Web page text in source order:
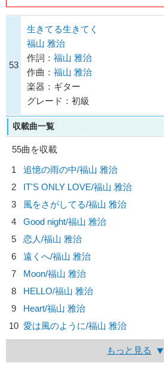
53
生きてる生きてく
福山 雅治
作詞： 福山 雅治
作曲： 福山 雅治
楽器：ギター
グレード：初級
収載曲一覧
55曲を収載
1
追憶の雨の中/福山 雅治
2
IT'S ONLY LOVE/福山 雅治
3
風をさがしてる/福山 雅治
4
Good night/福山 雅治
5
恋人/福山 雅治
6
遠くへ/福山 雅治
7
Moon/福山 雅治
8
HELLO/福山 雅治
9
Heart/福山 雅治
10 愛は風のように/福山 雅治
もっと見る